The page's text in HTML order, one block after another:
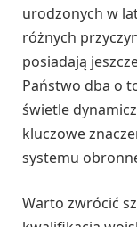
urodzonych w
różnych
posiadają
Państwo dba o
świetle
kluczowe
systemu
Warto zwrócić